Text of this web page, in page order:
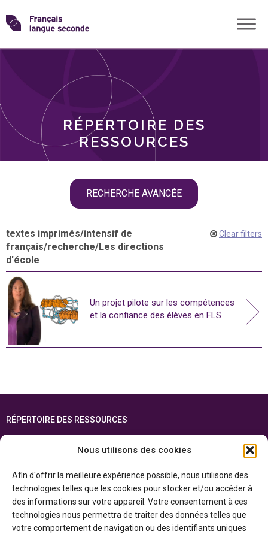
Nous utilisons des cookies
Afin d'offrir la meilleure expérience possible, nous utilisons des
technologies telles que les cookies pour stocker et/ou accéder à
des informations sur votre appareil. Votre consentement à ces
technologies nous permettra de traiter des données telles que
votre comportement de navigation ou des identifiants uniques
Skip
toTransformons
langue
RÉPERTOIRE DES
RESSOURCES
RECHERCHE AVANCÉE
THÈMES
textes imprimés/intensif de
français/recherche/Les directions
d'école
Clear filters
Un projet pilote sur les compétences
et la confiance des élèves en FLS
RÉPERTOIRE DES RESSOURCES
ENGLISH
Cette ressource est réalisée grâce au soutien financier du gouvernement de
l’Ontario et du gouvernement duCanada par l’entremise du ministère du
Patrimoine canadien